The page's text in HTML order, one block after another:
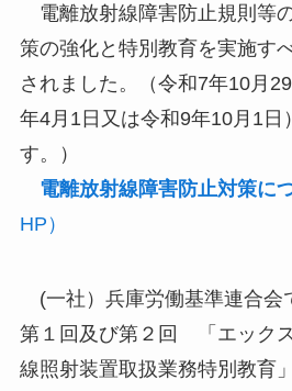
電離放射線障害防止規則等
策の強化と特別教育を実施す
されました。（令和7年10月
年4月1日又は令和9年10月1日
す。）
電離放射線障害防止対策に
HP）
(一社）兵庫労働基準連合会
第１回及び第２回 「エック
線照射装置取扱業務特別教育」